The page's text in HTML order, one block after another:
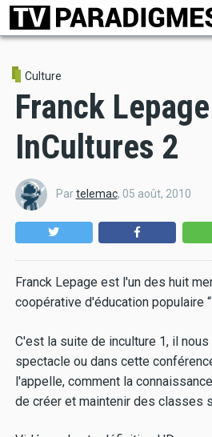
Aller
contenu
Culture
Franck
InCultures 2
Partelemac, 05 août, 2010
Franck Lepage est l'un des huit
coopérative d'éducation populaire
C'est la suite de inculture 1, il
spectacle ou dans cette
l'appelle, comment la
de créer et maintenir des classes